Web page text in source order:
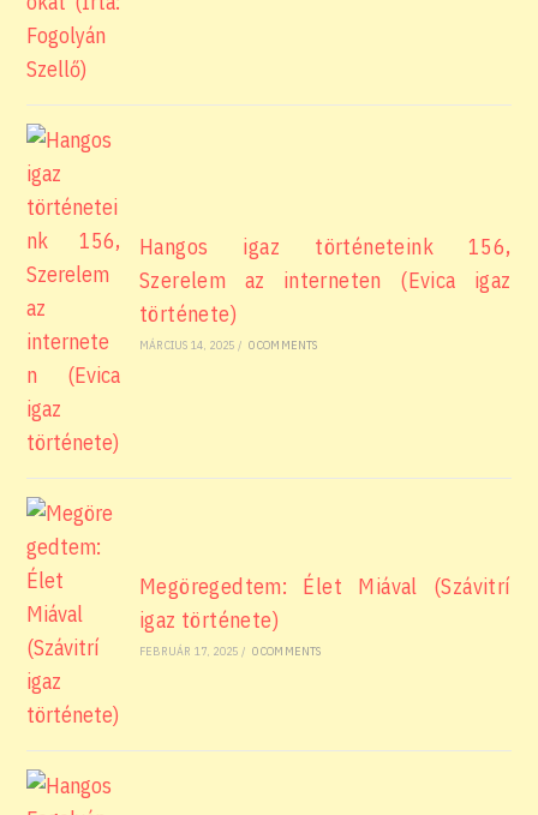
Hangos igaz történeteink 156,
Szerelem az interneten (Evica igaz
története)
MÁRCIUS 14, 2025 / 0 COMMENTS
Megöregedtem: Élet Miával (Szávitrí
igaz története)
FEBRUÁR 17, 2025 / 0 COMMENTS